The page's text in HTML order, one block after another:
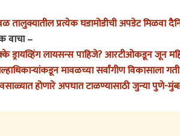
तालुक्यातील प्रत्येक घडामोडीची अपडेट मिळवा
वाचा –
ड्रायव्हिंग लायसन्स पाहिजे? आरटीओकडून जून
मावळच्या सर्वांगीण विकासाला
होणारे अपघात टाळण्यासाठी जुन्या पुणे-